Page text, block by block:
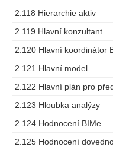
2.118 Hierarchie aktiv
2.119 Hlavní konzultant
2.120 Hlavní koordinátor
2.121 Hlavní model
2.123 Hloubka analýzy
2.124 Hodnocení BIMe
2.125 Hodnocení